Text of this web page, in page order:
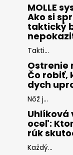
MOLLE
Ako si
taktický
Takti...
Ostrenie
Čo robiť,
dych
Nôž j...
Uhlíková
oceľ:
rúk
Každý...